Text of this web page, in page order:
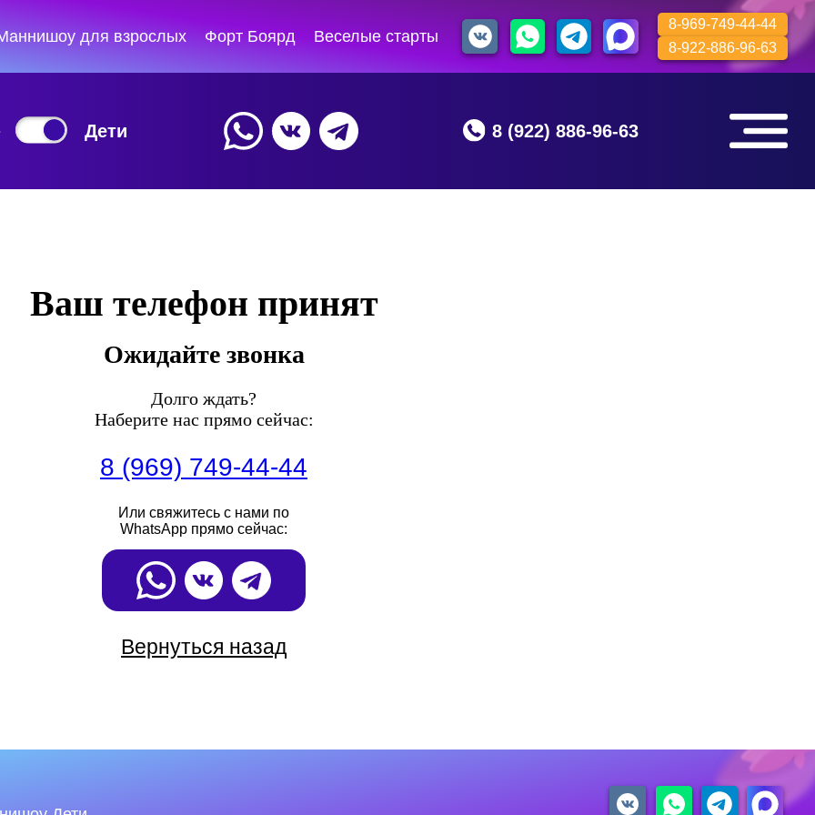
для взрослых Форт Боярд Веселые старты
8-969-749-44-44
8-922-886-96-63
Ваш телефон принят
Ожидайте звонка
Долго ждать?
Наберите нас прямо сейчас:
8 (969) 749-44-44
Или свяжитесь с нами по
WhatsApp прямо сейчас:
Вернуться назад